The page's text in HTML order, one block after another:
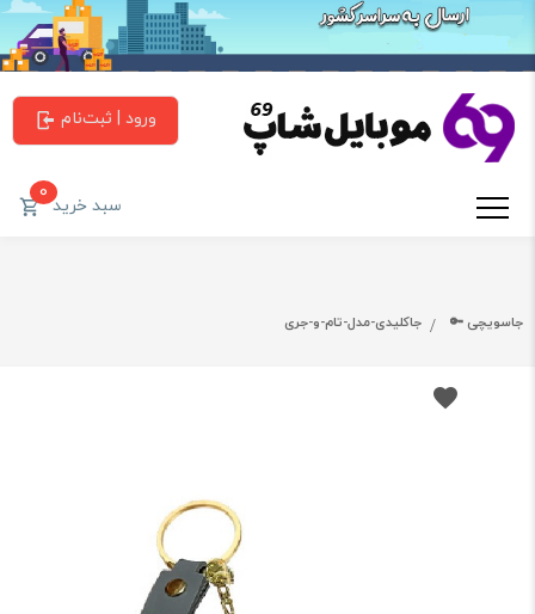
ورود | ثبت‌نام
سبد خرید0
جاسویچی 🔑 جاکلیدی-مدل-تام-و-جری